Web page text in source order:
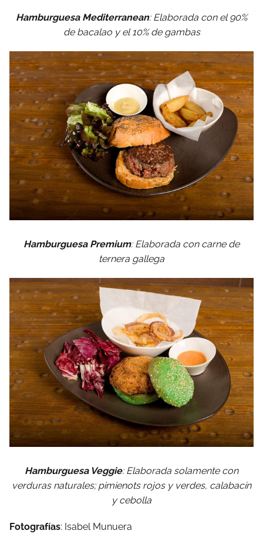
Hamburguesa Mediterranean: Elaborada con el 90%
de bacalao y el 10% de gambas
Hamburguesa Premium: Elaborada con carne de
ternera gallega
Hamburguesa Veggie: Elaborada solamente con
verduras naturales; pimienots rojos y verdes, calabacín
y cebolla
Fotografías: Isabel Munuera